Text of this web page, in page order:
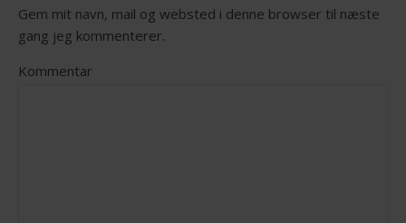
Gem mit navn, mail og websted i denne browser til næste
gang jeg kommenterer.
Kommentar